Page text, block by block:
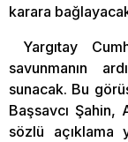
karara
Yargıtay
savunmanın
sunacak. Bu
Başsavcı Şahin,
sözlü açıklama